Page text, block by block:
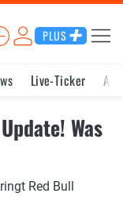
PLUS
Live-Ticker
Was
Red Bull